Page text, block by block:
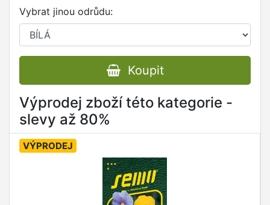
Vybrat jinou odrůdu:
Koupit
Výprodej zboží této kategorie -
slevy až 80%
VÝPRODEJ